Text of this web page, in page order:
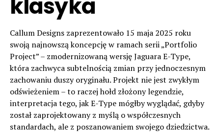
klasyka
Callum Designs zaprezentowało 15 maja 2025 roku
swoją najnowszą koncepcję w ramach serii „Portfolio
Project” – zmodernizowaną wersję Jaguara E-Type,
która zachwyca subtelnością zmian przy jednoczesnym
zachowaniu duszy oryginału. Projekt nie jest zwykłym
odświeżeniem – to raczej hołd złożony legendzie,
interpretacja tego, jak E-Type mógłby wyglądać, gdyby
został zaprojektowany z myślą o współczesnych
standardach, ale z poszanowaniem swojego dziedzictwa.